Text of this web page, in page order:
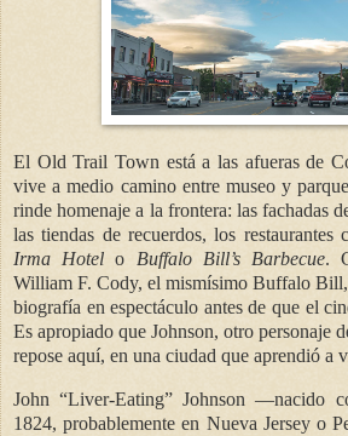
El Old Trail Town está a las afueras de
vive a medio camino entre museo y
rinde homenaje a la frontera: las fachadas
las tiendas de recuerdos, los restaurantes
Irma Hotel o Buffalo Bill’s Barbecue.
William F. Cody, el mismísimo Buffalo
biografía en espectáculo antes de que el
Es apropiado que Johnson, otro personaje
repose aquí, en una ciudad que aprendió a
John “Liver-Eating” Johnson —nacido
1824, probablemente en Nueva Jersey o